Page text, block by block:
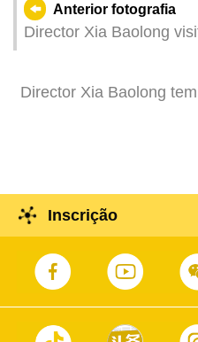
Anterior fotografia
Director Xia Baolong
Jogos da Ásia Oriental
Formação e Estágio de
Director Xia Baolong
Amizade de Membros
Política do Povo Chinês
de Macau para trocar
Inscrição